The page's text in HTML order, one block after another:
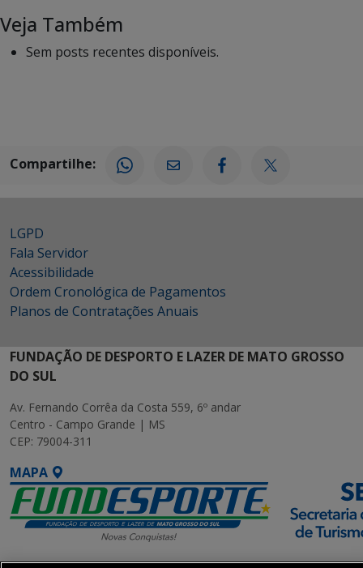
Veja Também
Sem posts recentes disponíveis.
Compartilhe:
LGPD
Fala Servidor
Acessibilidade
Ordem Cronológica de Pagamentos
Planos de Contratações Anuais
FUNDAÇÃO DE DESPORTO E LAZER DE MATO GROSSO
DO SUL
Av. Fernando Corrêa da Costa 559, 6º andar
Centro - Campo Grande | MS
CEP: 79004-311
MAPA